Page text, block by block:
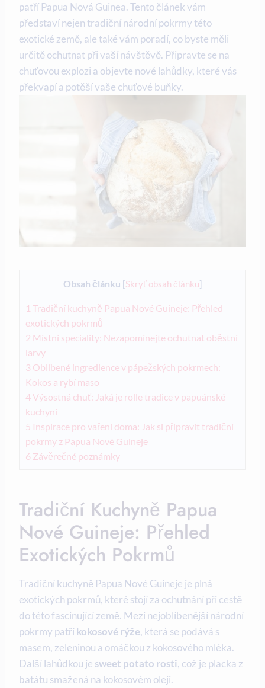
patří Papua Nová Guinea. Tento článek vám
představí nejen tradiční národní pokrmy této
exotické země, ale také vám poradí, co byste měli⁣
určitě ochutnat při vaší návštěvě. Připravte se na
chuťovou explozi a⁤ objevte nové lahůdky, které‌ vás
překvapí a potěší vaše chuťové buňky.
Obsah článku [Skryť obsah článku]
1 Tradiční kuchyně Papua Nové Guineje: Přehled
exotických ⁣pokrmů
2 Místní speciality: Nezapomínejte ochutnat⁣ oběstní
larvy
3 Oblíbené ingredience v pápežských pokrmech:
Kokos a rybí maso
4Výsostná chuť: Jaká je rolle tradice v papuánské
kuchyni
5 Inspirace pro vaření⁣ doma: Jak si připravit tradiční
pokrmy z Papua ⁢Nové Guineje
6 Závěrečné poznámky
Tradiční Kuchyně Papua
Nové Guineje: Přehled
Exotických ⁣pokrmů
Tradiční kuchyně Papua Nové Guineje je plná
exotických pokrmů, které stojí ⁤za ochutnání při cestě
do této fascinující země. Mezi nejoblíbenější národní
pokrmy patříkokosové rýže, která se podává s
masem, zeleninou a ⁣omáčkou z kokosového mléka.
Další lahůdkou‍ je sweet potato rosti, což je placka z
batátu smažená na ⁤kokosovém oleji.